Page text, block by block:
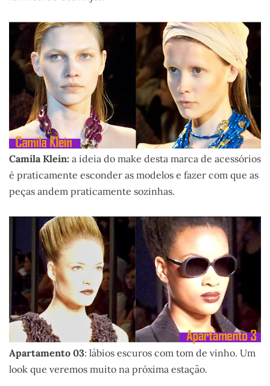
Camila Klein: a ideia do make desta marca de acessórios
é praticamente esconder as modelos e fazer com que as
peças andem praticamente sozinhas.
Apartamento 03: lábios escuros com tom de vinho. Um
look que veremos muito na próxima estação.